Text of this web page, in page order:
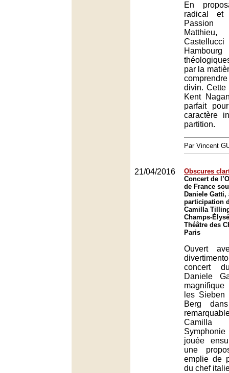
En
radical
par la
divin. Cette
Kent
parfait
caractère
partition.
Par Vincent
21/04/2016
Obscures
Concert de
de France
Daniele Gatti,
participation
Camilla
Champs-
Théâtre des
Paris
Ouvert
concert
Daniele
les Sieben
Berg dans
jouée
une
emplie de
du chef